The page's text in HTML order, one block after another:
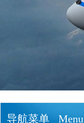
导航菜单 Menu